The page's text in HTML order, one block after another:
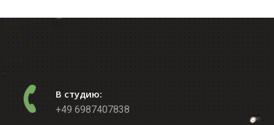
В студию:
+49 6987407838